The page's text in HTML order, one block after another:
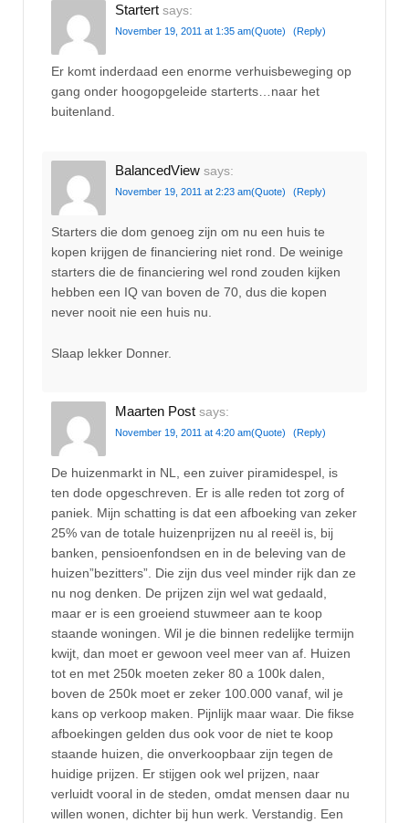
Startert says:
November 19, 2011 at 1:35 am(Quote) (Reply)
Er komt inderdaad een enorme verhuisbeweging op
gang onder hoogopgeleide starterts…naar het
buitenland.
BalancedView says:
November 19, 2011 at 2:23 am(Quote) (Reply)
Starters die dom genoeg zijn om nu een huis te
kopen krijgen de financiering niet rond. De weinige
starters die de financiering wel rond zouden kijken
hebben een IQ van boven de 70, dus die kopen
never nooit nie een huis nu.
Slaap lekker Donner.
Maarten Post says:
November 19, 2011 at 4:20 am(Quote) (Reply)
De huizenmarkt in NL, een zuiver piramidespel, is
ten dode opgeschreven. Er is alle reden tot zorg of
paniek. Mijn schatting is dat een afboeking van zeker
25% van de totale huizenprijzen nu al reeël is, bij
banken, pensioenfondsen en in de beleving van de
huizen”bezitters”. Die zijn dus veel minder rijk dan ze
nu nog denken. De prijzen zijn wel wat gedaald,
maar er is een groeiend stuwmeer aan te koop
staande woningen. Wil je die binnen redelijke termijn
kwijt, dan moet er gewoon veel meer van af. Huizen
tot en met 250k moeten zeker 80 a 100k dalen,
boven de 250k moet er zeker 100.000 vanaf, wil je
kans op verkoop maken. Pijnlijk maar waar. Die fikse
afboekingen gelden dus ook voor de niet te koop
staande huizen, die onverkoopbaar zijn tegen de
huidige prijzen. Er stijgen ook wel prijzen, naar
verluidt vooral in de steden, omdat mensen daar nu
willen wonen, dichter bij hun werk. Verstandig. Een